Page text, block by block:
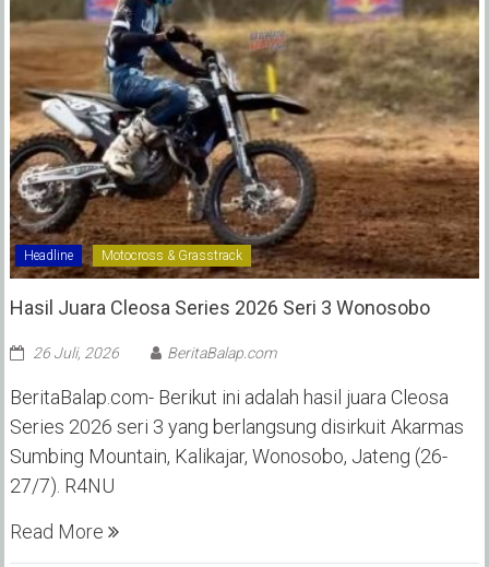
Headline Motocross & Grasstrack
Hasil Juara Cleosa Series 2026 Seri 3 Wonosobo ‎
26 Juli, 2026 BeritaBalap.com
BeritaBalap.com- Berikut ini adalah hasil juara Cleosa
Series 2026 seri 3 yang berlangsung disirkuit Akarmas
Sumbing Mountain, Kalikajar, Wonosobo, Jateng (26-
27/7). R4NU
Read More